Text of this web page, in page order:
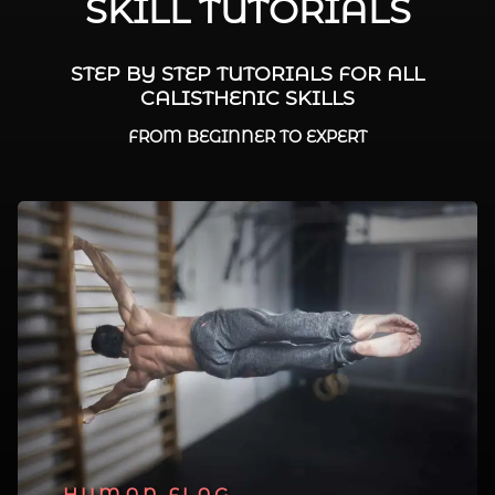
SKILL TUTORIALS
STEP BY STEP TUTORIALS FOR ALL
CALISTHENIC SKILLS
FROM BEGINNER TO EXPERT